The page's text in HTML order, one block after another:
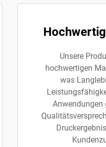
Unsere
hochwertigen
was
Anwendungen